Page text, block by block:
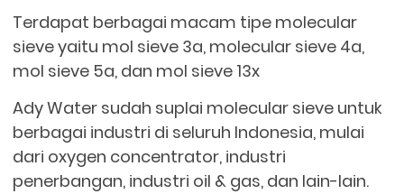
Terdapat berbagai macam tipe molecular
sieve yaitu mol sieve 3a, molecular sieve 4a,
mol sieve 5a, dan mol sieve 13x
Ady Water sudah suplai molecular sieve untuk
berbagai industri di seluruh Indonesia, mulai
dari oxygen concentrator, industri
penerbangan, industri oil & gas, dan lain-lain.